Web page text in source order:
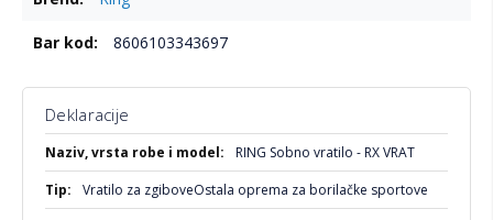
informacija
8606103343697
Deklaracije
Više
informacija
RING Sobno vratilo - RX VRAT
Vratilo za zgiboveOstala oprema za borilačke sportove